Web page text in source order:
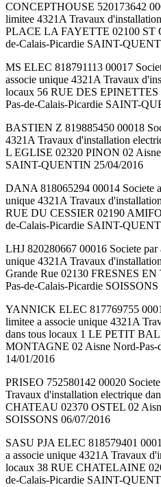
CONCEPTHOUSE 520173642
limitee 4321A Travaux
PLACE LA FAYETTE 02100 ST
de-Calais-Picardie SAINT-
MS ELEC 818791113 00017
associe unique 4321A Travaux
locaux 56 RUE DES
Pas-de-Calais-Picardie SAINT-
BASTIEN Z 819885450 00018
4321A Travaux d'installation
L EGLISE 02320 PINON 02
SAINT-QUENTIN 25/04/2016
DANA 818065294 00014 Societe
unique 4321A Travaux
RUE DU CESSIER 02190
de-Calais-Picardie SAINT-
LHJ 820280667 00016 Societe par
unique 4321A Travaux
Grande Rue 02130 FRESNES
Pas-de-Calais-Picardie
YANNICK ELEC 817769755
limitee a associe unique 4321A
dans tous locaux 1 LE PETIT
MONTAGNE 02 Aisne Nord-Pas-
14/01/2016
PRISEO 752580142 00020
Travaux d'installation electrique
CHATEAU 02370 OSTEL 02
SOISSONS 06/07/2016
SASU PJA ELEC 818579401
a associe unique 4321A Travaux
locaux 38 RUE CHATELAINE
de-Calais-Picardie SAINT-